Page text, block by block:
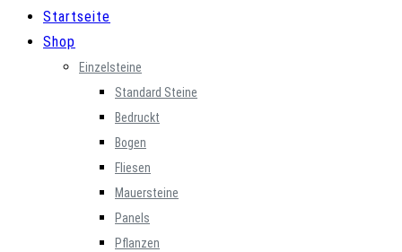
Startseite
Shop
Einzelsteine
Standard Steine
Bedruckt
Bogen
Fliesen
Mauersteine
Panels
Pflanzen